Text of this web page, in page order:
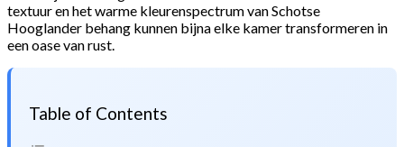
textuur en het warme kleurenspectrum van Schotse
Hooglander behang kunnen bijna elke kamer transformeren in
een oase van rust.
Table of Contents